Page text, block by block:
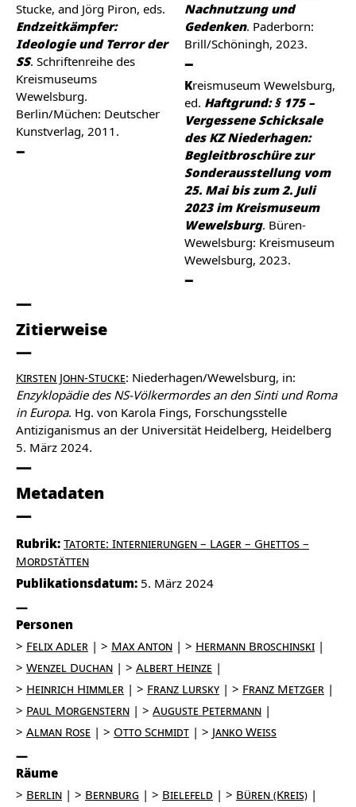
Stucke, and Jörg Piron, eds.
Endzeitkämpfer:
Ideologie und Terror der
SS. Schriftenreihe des
Kreismuseums
Wewelsburg.
Berlin/Müchen: Deutscher
Kunstverlag, 2011.
Nachnutzung und
Gedenken. Paderborn:
Brill/Schöningh, 2023.
Kreismuseum Wewelsburg,
ed. Haftgrund: § 175 –
Vergessene Schicksale
des KZ Niederhagen:
Begleitbroschüre zur
Sonderausstellung vom
25. Mai bis zum 2. Juli
2023 im Kreismuseum
Wewelsburg. Büren-
Wewelsburg: Kreismuseum
Wewelsburg, 2023.
Zitierweise
Kirsten John-Stucke: Niederhagen/Wewelsburg, in:
Enzyklopädie des NS-Völkermordes an den Sinti und Roma
in Europa. Hg. von Karola Fings, Forschungsstelle
Antiziganismus an der Universität Heidelberg, Heidelberg
5. März 2024.
Metadaten
Rubrik: Tatorte: Internierungen – Lager – Ghettos –
Mordstätten
Publikationsdatum: 5. März 2024
Personen
Felix Adler
Max Anton
Hermann Broschinski
Wenzel Duchan
Albert Heinze
Heinrich Himmler
Franz Lursky
Franz Metzger
Paul Morgenstern
Auguste Petermann
Alman Rose
Otto Schmidt Janko Weiss
Räume
Berlin
Bernburg Bielefeld
Büren (Kreis)